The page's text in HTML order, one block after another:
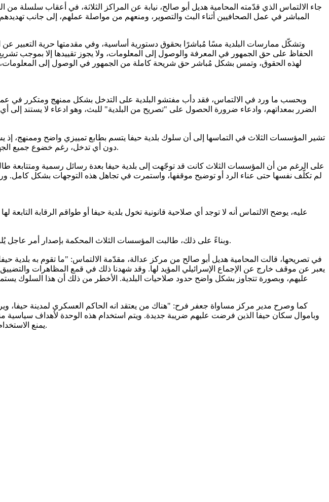
جاء الالتماس الذي قدّمته المحامية هديل أبو صالح، نيابة عن المراكز الثلاثة، في أعقاب سلسلة من
المباشر في عمل الصحافيين أثناء البث والتصوير، ومنعهم من مواصلة عملهم، إلى جانب
وتشكّل ممارسات البلدية مسًا مُباشرًا بحقوق دستورية أساسية، وفي مقدمتها حرية التعبير عن
الحفاظ على حق الجمهور في المعرفة والوصول إلى المعلومات، ولا يجوز تقييدها إلا بموجب
لهذه الحقوق، وتمس بشكل مُباشر حق شريحة كاملة من الجمهور في الوصول إلى المعلومات،
وبحسب ما ورد في الالتماس، فقد دأب مفتشو البلدية على التدخل بشكل ممنهج ومتكرر في
الضرر بمعداتهم، وادعاء ضرورة الحصول على "تصريح من البلدية" للبث، وهو ادعاء لا يستند إلى
تشير المؤسسات الثلاث في التماسها إلى أن سلوك بلدية حيفا يتسم بطابع تمييزي واضح وممنهج،
دون أي تدخل، رغم خضوع جميع الجهات الإعلامية لنفس قواعد الرقابة، الأمر الذي يدل على تطبيق انتقائي وتعسفي للقيود دون أي أساس قانوني.
لم تكلّف نفسها حتى عناء الرد أو توضيح موقفها، واستمرت في تجاهل هذه التوجهات بشكل كامل.
عليه، يوضح الالتماس أنه لا توجد أي صلاحية قانونية تخول بلدية حيفا أو طواقم الرقابة
وبناءً على ذلك، طالبت المؤسسات الثلاث المحكمة بإصدار أمر عاجل يُلزم بلدية حيفا بوقف هذه السياسة فورًا، ووضع حد لهذا التدخل غير القانوني في عمل الصحافيين داخل المدينة.
في تصريحها، قالت المحامية هديل أبو صالح من مركز عدالة، مقدّمة الالتماس: "ما تقوم به بلدية
يعبر عن موقف خارج عن الإجماع الإسرائيلي المؤيد لها. وقد شهدنا ذلك في قمع المظاهرات والتضييق
عليهم، وبصورة تتجاوز بشكل واضح حدود صلاحيات البلدية. الأخطر من ذلك أن هذا السلوك
كما وصرح مدير مركز مساواة جعفر فرح: "هناك من يعتقد انه الحاكم العسكري لمدينة
وباموال سكان حيفا الذين فرضت عليهم ضريبة جديدة. ويتم استخدام هذه الوحدة لأهداف سياسية
يمنع الاستخدام السياسي الذي ينفذه بعض الموظفين، تجاه الصحفيين العرب بشكل خاص وتجاه المصالح العربية بشكل عام.